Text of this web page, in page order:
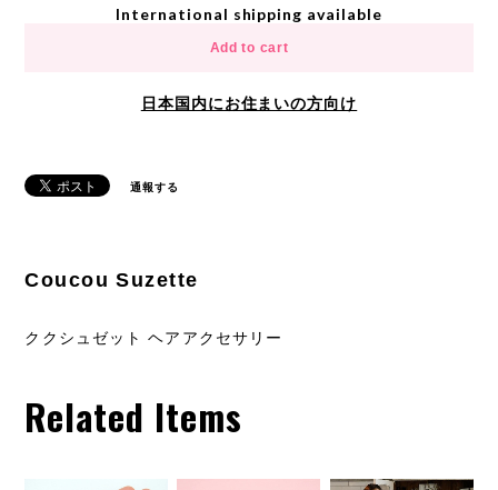
International shipping available
Add to cart
日本国内にお住まいの方向け
通報する
Coucou Suzette
ククシュゼット ヘアアクセサリー
Related Items